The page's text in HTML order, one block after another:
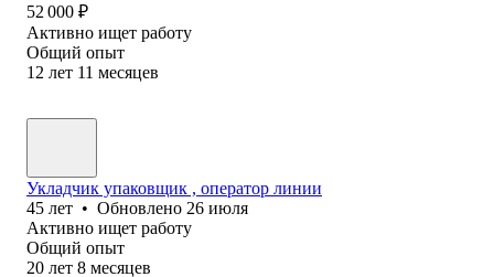
52 000 ₽
Активно ищет работу
Общий опыт
12 лет 11 месяцев
Укладчик упаковщик , оператор линии
45 лет • Обновлено 26 июля
Активно ищет работу
Общий опыт
20 лет 8 месяцев